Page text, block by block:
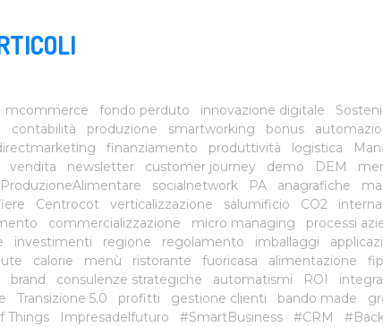
mcommerce fondo perduto innovazione digitale
contabilità produzione smartworking bonus
finanziamento produttività logistica
vendita newsletter customer journey demo DEM
ProduzioneAlimentare socialnetwork PA anagrafiche
Centrocot verticalizzazione salumificio CO2
commercializzazione micro managing processi
investimenti regione regolamento imballaggi
calorie menù ristorante fuoricasa alimentazione
brand consulenze strategiche automatismi ROI
Transizione 5.0 profitti gestione clienti bando made
Things Impresadelfuturo #SmartBusiness #CRM